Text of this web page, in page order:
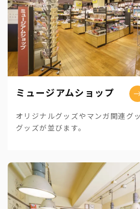
ミュージアムショップ
オリジナルグッズやマンガ関連グ
グッズが並びます。